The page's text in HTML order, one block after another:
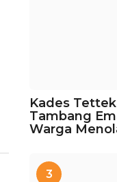
Kades
Tambang
Warga
3